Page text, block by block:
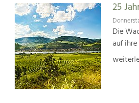
25
Die
auf